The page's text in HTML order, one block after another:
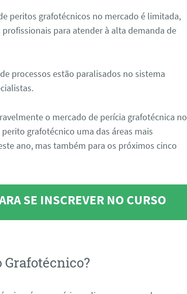
peritos grafotécnicos no mercado é limitada,
para atender à alta demanda de
processos estão paralisados no sistema
o mercado de perícia grafotécnica no
grafotécnico uma das áreas mais
ano, mas também para os próximos cinco
SE INSCREVER NO CURSO
Grafotécnico?